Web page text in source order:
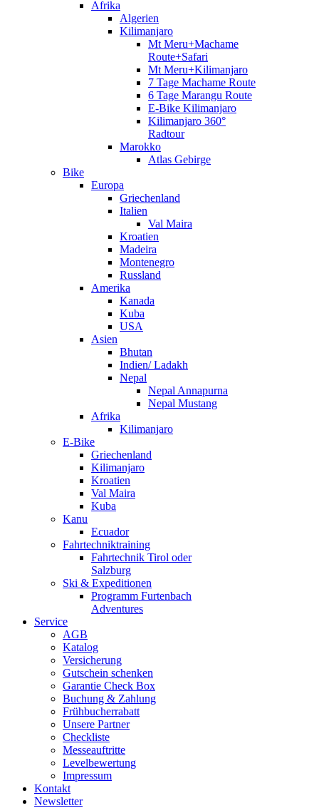
Afrika
Algerien
Kilimanjaro
Mt Meru+Machame
Route+Safari
Mt Meru+Kilimanjaro
7 Tage Machame Route
6 Tage Marangu Route
E-Bike Kilimanjaro
Kilimanjaro 360°
Radtour
Marokko
Atlas Gebirge
Bike
Europa
Griechenland
Italien
Val Maira
Kroatien
Madeira
Montenegro
Russland
Amerika
Kanada
Kuba
USA
Asien
Bhutan
Indien/ Ladakh
Nepal
Nepal Annapurna
Nepal Mustang
Afrika
Kilimanjaro
E-Bike
Griechenland
Kilimanjaro
Kroatien
Val Maira
Kuba
Kanu
Ecuador
Fahrtechniktraining
Fahrtechnik Tirol oder
Salzburg
Ski & Expeditionen
Programm Furtenbach
Adventures
Service
AGB
Katalog
Versicherung
Gutschein schenken
Garantie Check Box
Buchung & Zahlung
Frühbucherrabatt
Unsere Partner
Checkliste
Messeauftritte
Levelbewertung
Impressum
Kontakt
Newsletter